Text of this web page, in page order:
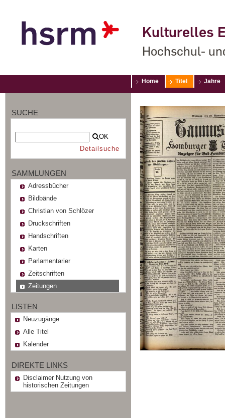
Kulturelles
Hochschul-
Home Titel Jahre
SUCHE
OK
Detailsuche
SAMMLUNGEN
Adressbücher
Bildbände
Christian von Schlözer
Druckschriften
Handschriften
Karten
Parlamentarier
Zeitschriften
Zeitungen
LISTEN
Neuzugänge
Alle Titel
Kalender
DIREKTE LINKS
Disclaimer Nutzung von
historischen Zeitungen